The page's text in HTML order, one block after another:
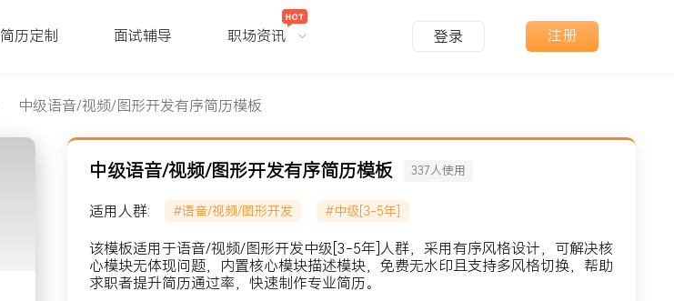
简历定制 面试辅导 职场资讯 登录 注册
中级语音/视频/图形开发有序简历模板
中级语音/视频/图形开发有序简历模板 337人使用
适用人群: #语音/视频/图形开发 #中级[3-5年]
该模板适用于语音/视频/图形开发中级[3-5年]人群，采用有序风格设计，可解决核
心模块无体现问题，内置核心模块描述模块，免费无水印且支持多风格切换，帮助
求职者提升简历通过率，快速制作专业简历。